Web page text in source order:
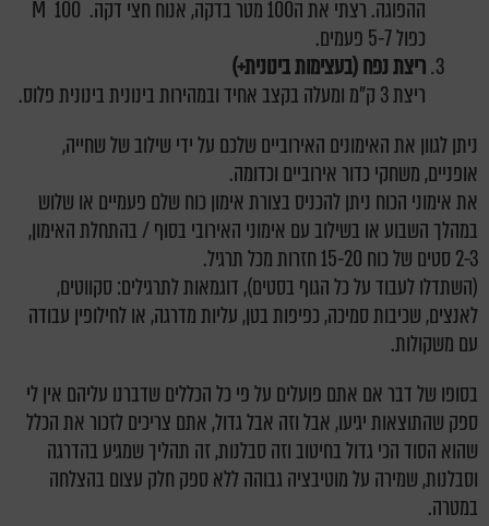
כפול 5-7 פעמים.
ריצת נפח (בעצימות בינונית+)
ריצת 3 ק"מ ומעלה בקצב אחיד ובמהירות בינונית בינונית פלוס.
ניתן לגוון את האימונים האירוביים שלכם על ידי שילוב של שחייה,
אופניים, משחקי כדור אירוביים וכדומה.
את אימוני הכוח ניתן להכניס בצורת אימון כוח שלם פעמיים או שלוש
במהלך השבוע או בשילוב עם אימוני האירובי בסוף / בהתחלת האימון,
2-3 סטים של כוח 15-20 חזרות מכל תרגיל.
(השתדלו לעבוד על כל הגוף בסטים), דוגמאות לתרגילים: סקווטים,
לאנצים, שכיבות סמיכה, כפיפות בטן, עליות מדרגה, או לחילופין עבודה
עם משקולות.
בסופו של דבר אם אתם פועלים על פי כל הכללים שדברנו עליהם אין לי
ספק שהתוצאות יגיעו, אבל וזה אבל גדול, אתם צריכים לזכור את הכלל
שהוא הסוד הכי גדול בחיטוב וזה סבלנות, זה תהליך שמגיע בהדרגה
וסבלנות, שמירה על מוטיבציה גבוהה ללא ספק חלק עצום בהצלחה
במטרה.